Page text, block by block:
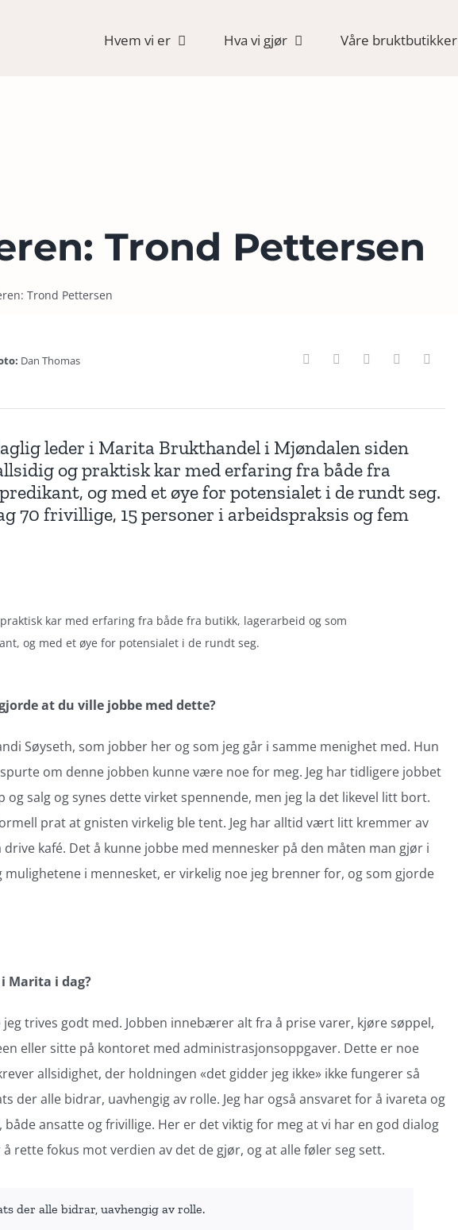
Hvem vi er Hva vi gjør Våre bruktbutikker
Trond Pettersen
Trond Pettersen
Dan Thomas
leder i Marita Brukthandel i Mjøndalen siden
og praktisk kar med erfaring fra både fra
og med et øye for potensialet i de rundt seg.
70 frivillige, 15 personer i arbeidspraksis og fem
kar med erfaring fra både fra butikk, lagerarbeid og som
og med et øye for potensialet i de rundt seg.
at du ville jobbe med dette?
Søyseth, som jobber her og som jeg går i samme menighet med. Hun
om denne jobben kunne være noe for meg. Jeg har tidligere jobbet
salg og synes dette virket spennende, men jeg la det likevel litt bort.
prat at gnisten virkelig ble tent. Jeg har alltid vært litt kremmer av
kafé. Det å kunne jobbe med mennesker på den måten man gjør i
i mennesket, er virkelig noe jeg brenner for, og som gjorde
Marita i dag?
jeg trives godt med. Jobben innebærer alt fra å prise varer, kjøre søppel,
eller sitte på kontoret med administrasjonsoppgaver. Dette er noe
allsidighet, der holdningen «det gidder jeg ikke» ikke fungerer så
der alle bidrar, uavhengig av rolle. Jeg har også ansvaret for å ivareta og
ansatte og frivillige. Her er det viktig for meg at vi har en god dialog
å rette fokus mot verdien av det de gjør, og at alle føler seg sett.
der alle bidrar, uavhengig av rolle.